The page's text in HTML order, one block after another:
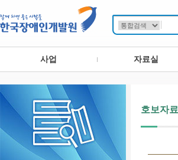
사업 자료실
호보자료